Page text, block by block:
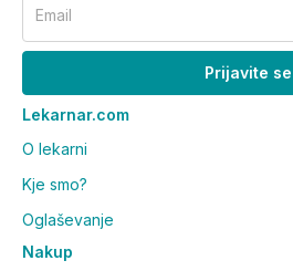
Email
Prijavite se
Lekarnar.com
O lekarni
Kje smo?
Oglaševanje
Nakup